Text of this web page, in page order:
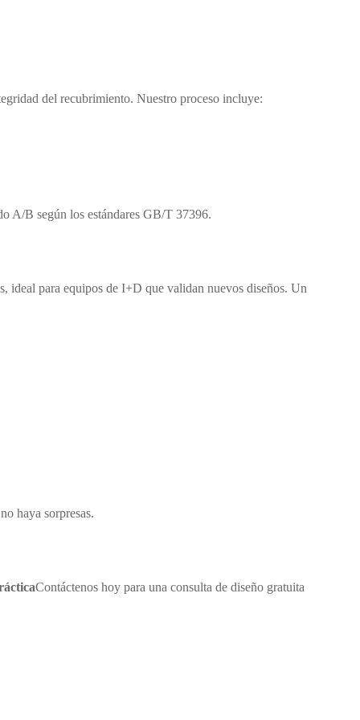
del recubrimiento. Nuestro proceso incluye:
A/B según los estándares GB/T 37396.
ideal para equipos de I+D que validan nuevos diseños. Un
haya sorpresas.
Contáctenos hoy para una consulta de diseño gratuita